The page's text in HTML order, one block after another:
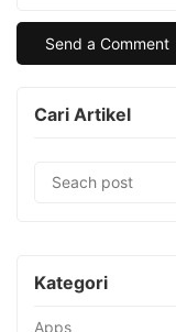
Cari Artikel
Kategori
Apps